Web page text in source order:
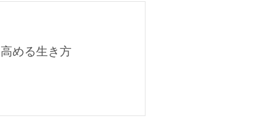
める生き方